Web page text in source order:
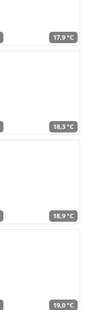
17,9 °C
18,3 °C
18,9 °C
19,0 °C